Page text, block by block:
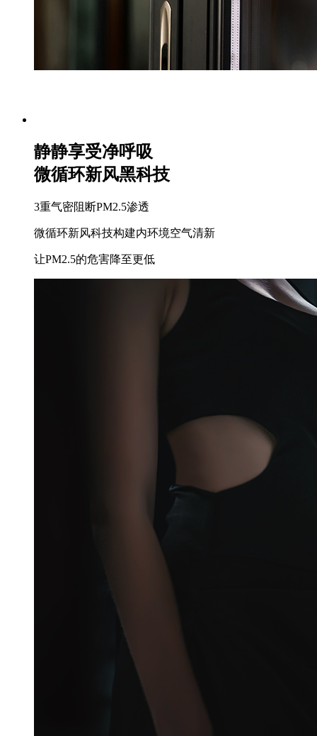
静静享受净呼吸
微循环新风黑科技
3重气密阻断PM2.5渗透
微循环新风科技构建内环境空气清新
让PM2.5的危害降至更低